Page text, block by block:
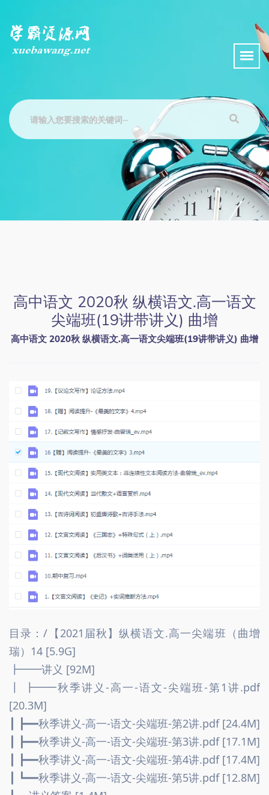
高中语文 2020秋 纵横语文.高一语文
尖端班(19讲带讲义) 曲增
高中语文 2020秋 纵横语文.高一语文尖端班(19讲带讲义) 曲增
目录：/【2021届秋】纵横语文.高一尖端班（曲增
瑞）14 [5.9G]
┣━━讲义 [92M]
┃ ┣━━秋季讲义-高一-语文-尖端班-第1讲.pdf
[20.3M]
┃ ┣━━秋季讲义-高一-语文-尖端班-第2讲.pdf [24.4M]
┃ ┣━━秋季讲义-高一-语文-尖端班-第3讲.pdf [17.1M]
┃ ┣━━秋季讲义-高一-语文-尖端班-第4讲.pdf [17.4M]
┃ ┗━━秋季讲义-高一-语文-尖端班-第5讲.pdf [12.8M]